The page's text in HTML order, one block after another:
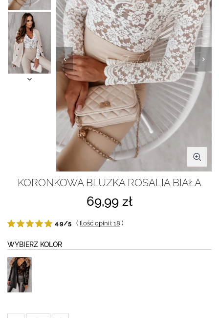
KORONKOWA BLUZKA ROSALIA BIAŁA
69,99 zł
4.9/5 ( Ilość opinii: 18 )
WYBIERZ KOLOR